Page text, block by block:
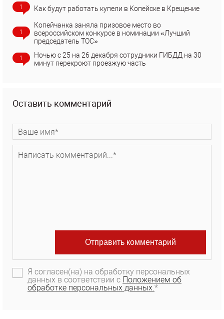
1 Как будут работать купели в Копейске в Крещение
1
Копейчанка заняла призовое место во
всероссийском конкурсе в номинации «Лучший
председатель ТОС»
1
Ночью с 25 на 26 декабря сотрудники ГИБДД на 30
минут перекроют проезжую часть
Оставить комментарий
Я согласен(на) на обработку персональных
данных в соответствии с Положением об
обработке персональных данных.*